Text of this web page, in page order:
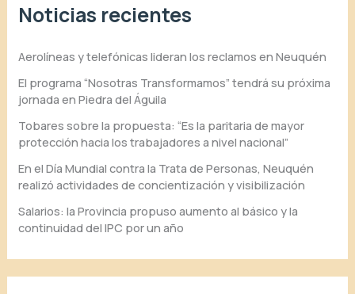
Noticias recientes
Aerolíneas y telefónicas lideran los reclamos en Neuquén
El programa “Nosotras Transformamos” tendrá su próxima
jornada en Piedra del Águila
Tobares sobre la propuesta: “Es la paritaria de mayor
protección hacia los trabajadores a nivel nacional”
En el Día Mundial contra la Trata de Personas, Neuquén
realizó actividades de concientización y visibilización
Salarios: la Provincia propuso aumento al básico y la
continuidad del IPC por un año